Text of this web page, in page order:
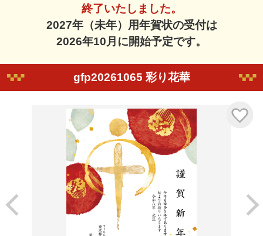
終了いたしました。
2027年（未年）用年賀状の受付は
2026年10月に開始予定です。
gfp20261065 彩り花華